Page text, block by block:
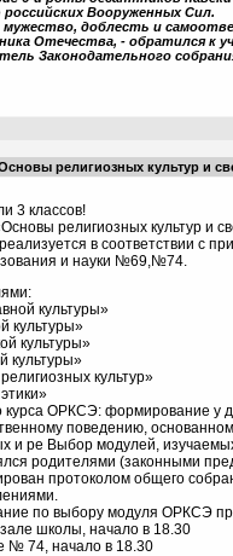
Вооруженных Сил.
мужество, доблесть и
Отечества, - обратился к
Законодательного
религиозных культур и
3 классов!
религиозных культур и
в соответствии c
и науки №69,№74.
культуры»
культуры»
культуры»
культуры»
культур»
курса ОРКСЭ: формирование у
поведению,
и ре Выбор модулей,
родителями (законными
протоколом общего
по выбору модуля ОРКСЭ
школы, начало в 18.30
№ 74, начало в 18.30